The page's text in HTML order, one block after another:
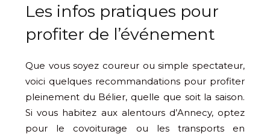
Les infos pratiques pour
profiter de l’événement
Que vous soyez coureur ou simple spectateur,
voici quelques recommandations pour profiter
pleinement du Bélier, quelle que soit la saison.
Si vous habitez aux alentours d’Annecy, optez
pour le covoiturage ou les transports en